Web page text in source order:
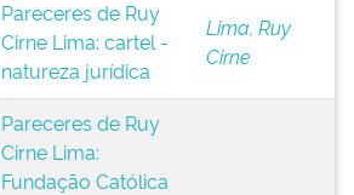
Pareceres de Ruy
Cirne Lima: cartel -
natureza jurídica
Lima, Ruy
Cirne
Pareceres de Ruy
Cirne Lima:
Fundação Católica